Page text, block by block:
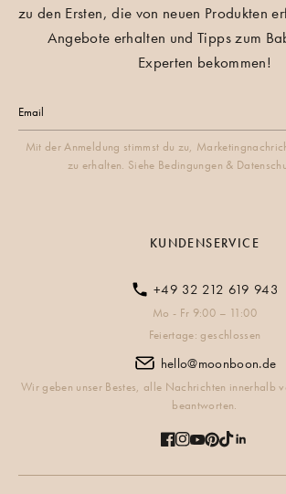
zu den Ersten, die von neuen Produkten
Angebote erhalten und Tipps zum
Experten bekommen!
Mit der Anmeldung stimmst du zu,
zu erhalten. Siehe Bedingungen &
KUNDENSERVICE
+49 32 212 619 943
Mo - Fr 9:00 – 11:00
Feiertage: geschlossen
hello@moonboon.de
Wir geben unser Bestes, alle Nachrichten innerhalb
beantworten.